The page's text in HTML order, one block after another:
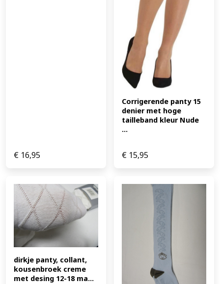
€ 16,95
Corrigerende panty 15
denier met hoge
tailleband kleur Nude
...
€ 15,95
dirkje panty, collant,
kousenbroek creme
met desing 12-18 ma...